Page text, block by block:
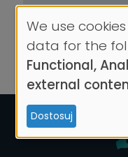
Use
of
personal
data
and
cookies
We use
data for the
Functional,
external
Dostosuj